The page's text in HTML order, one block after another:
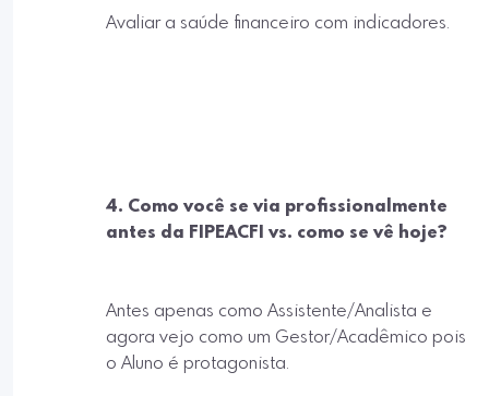
Avaliar a saúde financeiro com indicadores.
4. Como você se via profissionalmente
antes da FIPEACFI vs. como se vê hoje?
Antes apenas como Assistente/Analista e
agora vejo como um Gestor/Acadêmico pois
o Aluno é protagonista.